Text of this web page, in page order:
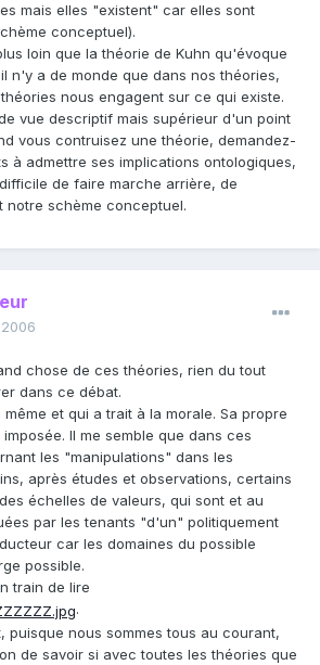
mais elles "existent" car elles sont
conceptuel).
loin que la théorie de Kuhn qu'évoque
n'y a de monde que dans nos théories,
nous engagent sur ce qui existe.
vue descriptif mais supérieur d'un point
vous contruisez une théorie, demandez-
à admettre ses implications ontologiques,
de faire marche arrière, de
notre schème conceptuel.
chose de ces théories, rien du tout
dans ce débat.
et qui a trait à la morale. Sa propre
Il me semble que dans ces
les "manipulations" dans les
après études et observations, certains
échelles de valeurs, qui sont et au
par les tenants "d'un" politiquement
car les domaines du possible
possible.
train de lire
.
puisque nous sommes tous au courant,
de savoir si avec toutes les théories que